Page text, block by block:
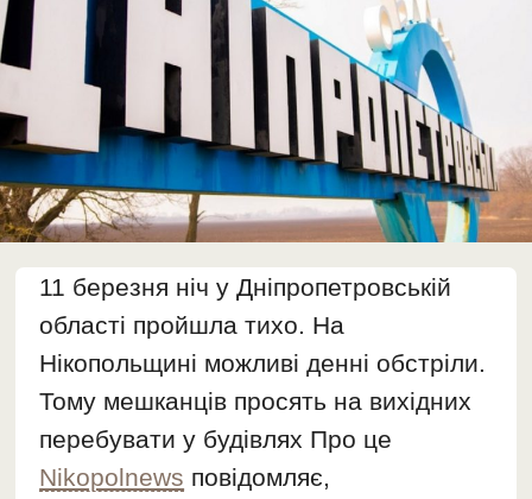
11 березня ніч у Дніпропетровській
області пройшла тихо. На
Нікопольщині можливі денні обстріли.
Тому мешканців просять на вихідних
перебувати у будівлях Про це
Nikopolnews повідомляє,